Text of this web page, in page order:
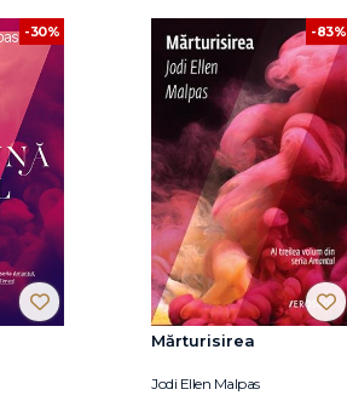
-30% -83%
Mărturisirea
Jodi Ellen Malpas